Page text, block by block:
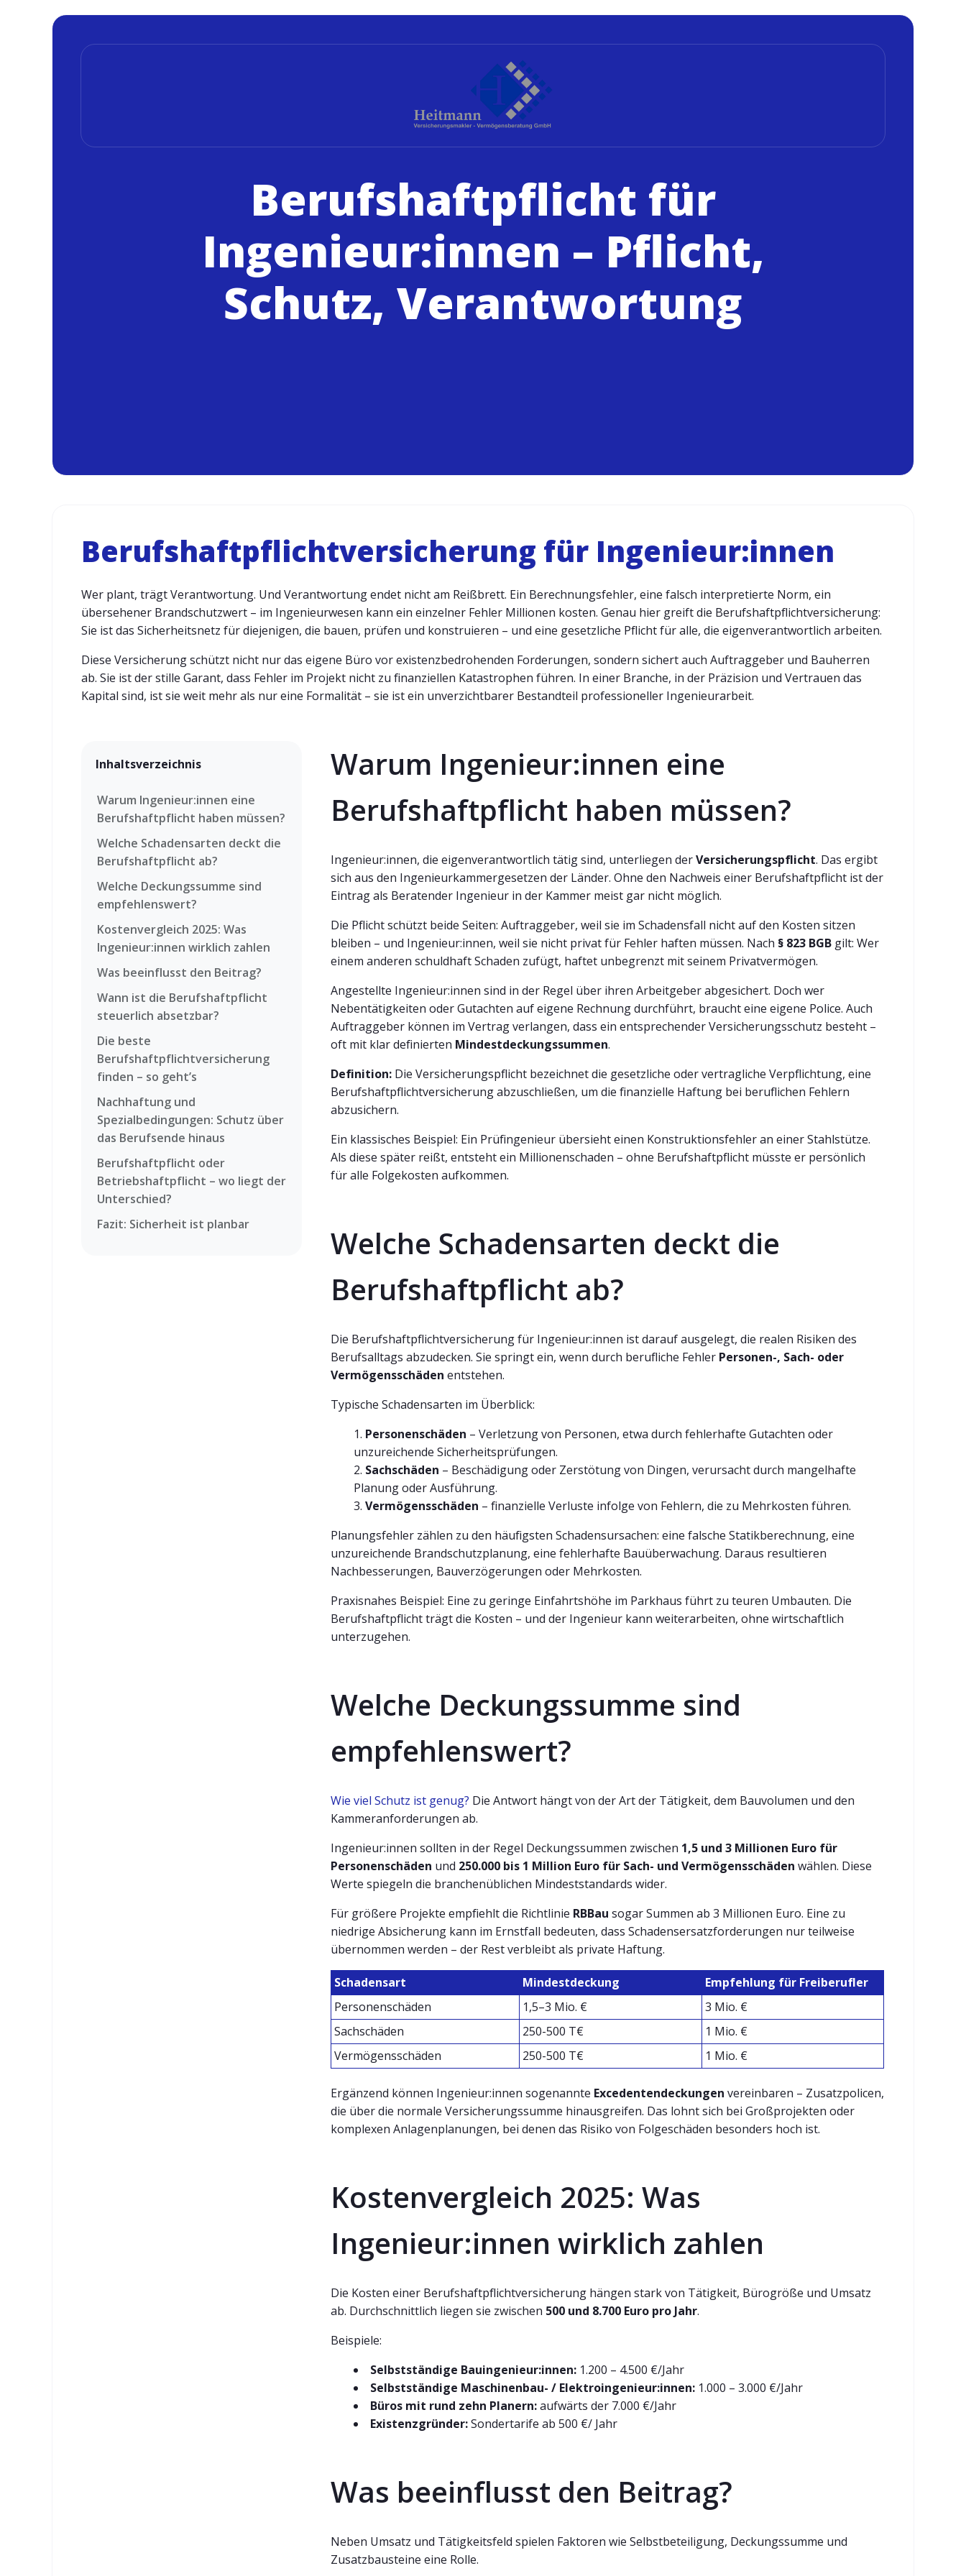
Berufshaftpflicht für
Ingenieur:innen – Pflicht,
Schutz, Verantwortung
Berufshaftpflichtversicherung für Ingenieur:innen
Wer plant, trägt Verantwortung. Und Verantwortung endet nicht am Reißbrett. Ein Berechnungsfehler, eine falsch interpretierte Norm, ein
übersehener Brandschutzwert – im Ingenieurwesen kann ein einzelner Fehler Millionen kosten. Genau hier greift die Berufshaftpflichtversicherung:
Sie ist das Sicherheitsnetz für diejenigen, die bauen, prüfen und konstruieren – und eine gesetzliche Pflicht für alle, die eigenverantwortlich arbeiten.
Diese Versicherung schützt nicht nur das eigene Büro vor existenzbedrohenden Forderungen, sondern sichert auch Auftraggeber und Bauherren
ab. Sie ist der stille Garant, dass Fehler im Projekt nicht zu finanziellen Katastrophen führen. In einer Branche, in der Präzision und Vertrauen das
Kapital sind, ist sie weit mehr als nur eine Formalität – sie ist ein unverzichtbarer Bestandteil professioneller Ingenieurarbeit.
Inhaltsverzeichnis
Warum Ingenieur:innen eine
Berufshaftpflicht haben müssen?
Welche Schadensarten deckt die
Berufshaftpflicht ab?
Welche Deckungssumme sind
empfehlenswert?
Kostenvergleich 2025: Was
Ingenieur:innen wirklich zahlen
Was beeinflusst den Beitrag?
Wann ist die Berufshaftpflicht
steuerlich absetzbar?
Die beste
Berufshaftpflichtversicherung
finden – so geht’s
Nachhaftung und
Spezialbedingungen: Schutz über
das Berufsende hinaus
Berufshaftpflicht oder
Betriebshaftpflicht – wo liegt der
Unterschied?
Fazit: Sicherheit ist planbar
Warum Ingenieur:innen eine
Berufshaftpflicht haben müssen?
Ingenieur:innen, die eigenverantwortlich tätig sind, unterliegen derVersicherungspflicht. Das ergibt
sich aus den Ingenieurkammergesetzen der Länder. Ohne den Nachweis einer Berufshaftpflicht ist der
Eintrag als Beratender Ingenieur in der Kammer meist gar nicht möglich.
Die Pflicht schützt beide Seiten: Auftraggeber, weil sie im Schadensfall nicht auf den Kosten sitzen
bleiben – und Ingenieur:innen, weil sie nicht privat für Fehler haften müssen. Nach § 823 BGB gilt: Wer
einem anderen schuldhaft Schaden zufügt, haftet unbegrenzt mit seinem Privatvermögen.
Angestellte Ingenieur:innen sind in der Regel über ihren Arbeitgeber abgesichert. Doch wer
Nebentätigkeiten oder Gutachten auf eigene Rechnung durchführt, braucht eine eigene Police. Auch
Auftraggeber können im Vertrag verlangen, dass ein entsprechender Versicherungsschutz besteht –
oft mit klar definierten Mindestdeckungssummen.
Definition: Die Versicherungspflicht bezeichnet die gesetzliche oder vertragliche Verpflichtung, eine
Berufshaftpflichtversicherung abzuschließen, um die finanzielle Haftung bei beruflichen Fehlern
abzusichern.
Ein klassisches Beispiel: Ein Prüfingenieur übersieht einen Konstruktionsfehler an einer Stahlstütze.
Als diese später reißt, entsteht ein Millionenschaden – ohne Berufshaftpflicht müsste er persönlich
für alle Folgekosten aufkommen.
Welche Schadensarten deckt die
Berufshaftpflicht ab?
Die Berufshaftpflichtversicherung für Ingenieur:innen ist darauf ausgelegt, die realen Risiken des
Berufsalltags abzudecken. Sie springt ein, wenn durch berufliche Fehler Personen-, Sach- oder
Vermögensschäden entstehen.
Typische Schadensarten im Überblick:
Personenschäden – Verletzung von Personen, etwa durch fehlerhafte Gutachten oder
unzureichende Sicherheitsprüfungen.
Sachschäden – Beschädigung oder Zerstötung von Dingen, verursacht durch mangelhafte
Planung oder Ausführung.
Vermögensschäden – finanzielle Verluste infolge von Fehlern, die zu Mehrkosten führen.
Planungsfehler zählen zu den häufigsten Schadensursachen: eine falsche Statikberechnung, eine
unzureichende Brandschutzplanung, eine fehlerhafte Bauüberwachung. Daraus resultieren
Nachbesserungen, Bauverzögerungen oder Mehrkosten.
Praxisnahes Beispiel: Eine zu geringe Einfahrtshöhe im Parkhaus führt zu teuren Umbauten. Die
Berufshaftpflicht trägt die Kosten – und der Ingenieur kann weiterarbeiten, ohne wirtschaftlich
unterzugehen.
Welche Deckungssumme sind
empfehlenswert?
Wie viel Schutz ist genug? Die Antwort hängt von der Art der Tätigkeit, dem Bauvolumen und den
Kammeranforderungen ab.
Ingenieur:innen sollten in der Regel Deckungssummen zwischen 1,5 und 3 Millionen Euro für
Personenschäden und 250.000 bis 1 Million Euro für Sach- und Vermögensschäden wählen. Diese
Werte spiegeln die branchenüblichen Mindeststandards wider.
Für größere Projekte empfiehlt die Richtlinie RBBau sogar Summen ab 3 Millionen Euro. Eine zu
niedrige Absicherung kann im Ernstfall bedeuten, dass Schadensersatzforderungen nur teilweise
übernommen werden – der Rest verbleibt als private Haftung.
Schadensart Mindestdeckung
Empfehlung für Freiberufler
Personenschäden
1,5–3 Mio. €
3 Mio. €
Sachschäden
250-500 T€
1 Mio. €
Vermögensschäden
250-500 T€ 1 Mio. €
Ergänzend können Ingenieur:innen sogenannte Excedentendeckungen vereinbaren – Zusatzpolicen,
die über die normale Versicherungssumme hinausgreifen. Das lohnt sich bei Großprojekten oder
komplexen Anlagenplanungen, bei denen das Risiko von Folgeschäden besonders hoch ist.
Kostenvergleich 2025: Was
Ingenieur:innen wirklich zahlen
Die Kosten einer Berufshaftpflichtversicherung hängen stark von Tätigkeit, Bürogröße und Umsatz
ab. Durchschnittlich liegen sie zwischen 500 und 8.700 Euro pro Jahr.
Beispiele:
Selbstständige Bauingenieur:innen: 1.200 – 4.500 €/Jahr
Selbstständige Maschinenbau- / Elektroingenieur:innen: 1.000 – 3.000 €/Jahr
Büros mit rund zehn Planern:aufwärts der 7.000 €/Jahr
Existenzgründer:Sondertarife ab 500 €/ Jahr
Was beeinflusst den Beitrag?
Neben Umsatz und Tätigkeitsfeld spielen Faktoren wie Selbstbeteiligung, Deckungssumme und
Zusatzbausteine eine Rolle.